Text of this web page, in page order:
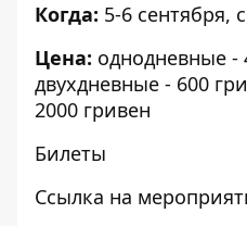
Когда: 5-6 сентября,
Цена: однодневные -
двухдневные - 600
2000 гривен
Билеты
Ссылка на